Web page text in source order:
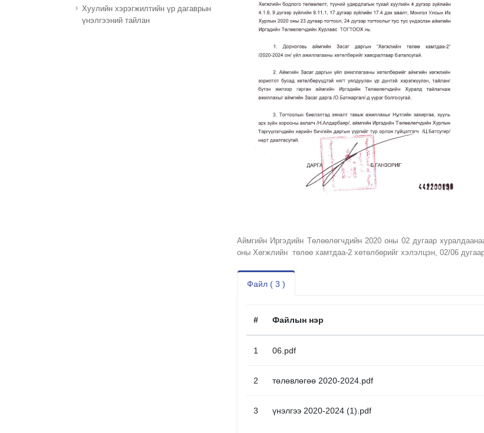
Хуулийн хэрэгжилтийн үр дагаврын
үнэлгээний тайлан
Аймгийн Иргэдийн Төлөөлөгчдийн 2020 оны 02 дугаар
оны Хөгжлийн төлөө хамтдаа-2 хөтөлбөрийг хэлэлцэн, 02/06
Файл ( 3 )
# Файлын нэр
1 06.pdf
2 төлөвлөгөө 2020-2024.pdf
3 үнэлгээ 2020-2024 (1).pdf